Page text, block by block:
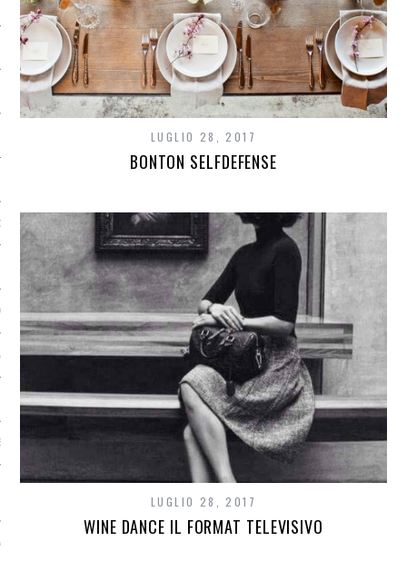
TASTE
SANA
TOUR
MILANO
FOOD / DIVERSAMENTE
LUGLIO 28, 2017
BONTON SELFDEFENSE
LUGLIO 28, 2017
WINE DANCE IL FORMAT TELEVISIVO